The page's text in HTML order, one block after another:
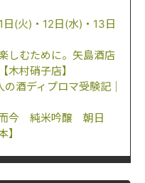
(火)・12日(水)・13日
しむために。矢島酒店
木村硝子店】
酒ディプロマ受験記｜
而今 純米吟醸 朝日